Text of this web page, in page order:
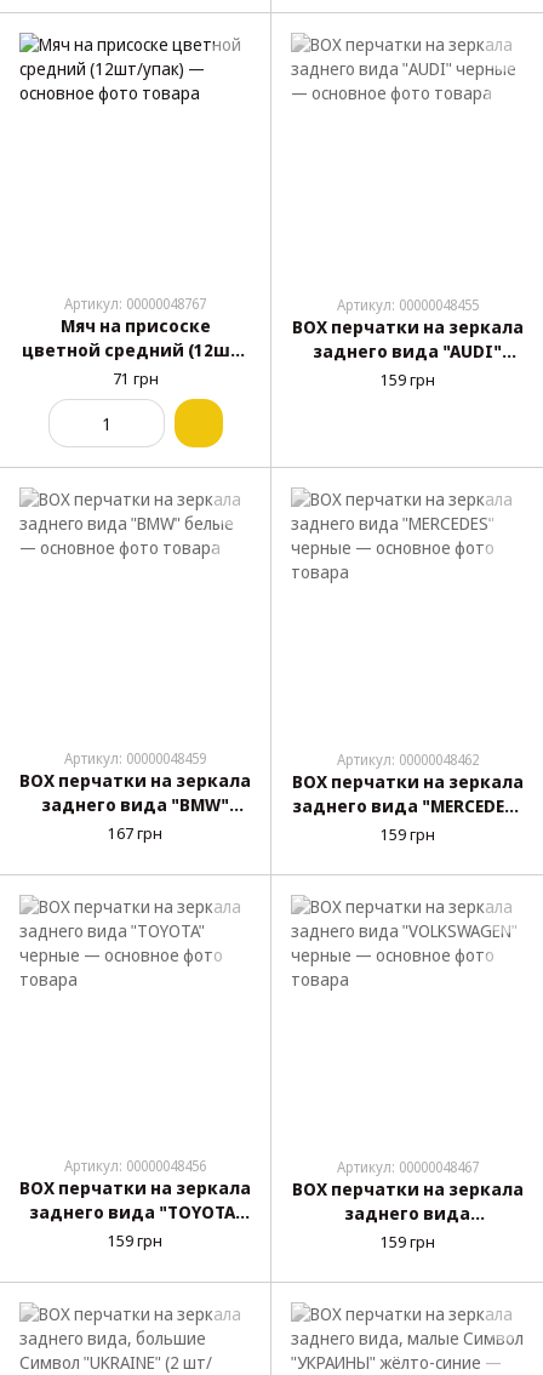
Артикул: 00000048767
Мяч на присоске
цветной средний (12шт/
упак)
71 грн
Артикул: 00000048455
BOX перчатки на зеркала
заднего вида "AUDI"
черные
159 грн
Артикул: 00000048459
BOX перчатки на зеркала
заднего вида "BMW"
белые
167 грн
Артикул: 00000048462
BOX перчатки на зеркала
заднего вида "MERCEDES"
черные
159 грн
Артикул: 00000048456
BOX перчатки на зеркала
заднего вида "TOYOTA"
черные
159 грн
Артикул: 00000048467
BOX перчатки на зеркала
заднего вида
"VOLKSWAGEN" черные
159 грн